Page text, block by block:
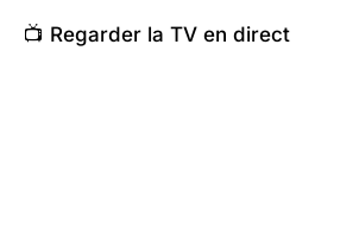
📺 Regarder la TV en direct